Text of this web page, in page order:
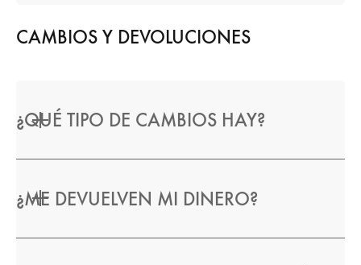
CAMBIOS Y DEVOLUCIONES
¿QUÉ TIPO DE CAMBIOS HAY?
¿ME DEVUELVEN MI DINERO?